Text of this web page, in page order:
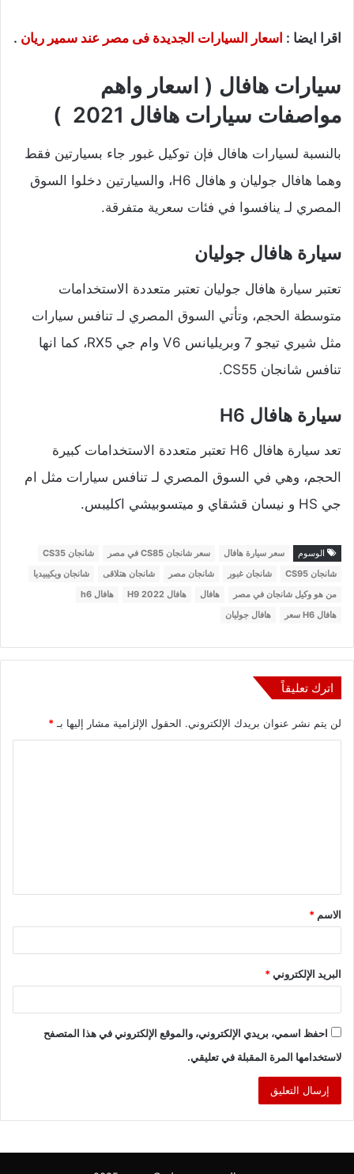
اقرا ايضا : اسعار السيارات الجديدة فى مصر عند سمير ريان .
سيارات هافال ( اسعار واهم
مواصفات سيارات هافال 2021 )
بالنسبة لسيارات هافال فإن توكيل غبور جاء بسيارتين فقط
وهما هافال جوليان و هافال H6، والسيارتين دخلوا السوق
المصري لـ ينافسوا في فئات سعرية متفرقة.
سيارة هافال جوليان
تعتبر سيارة هافال جوليان تعتبر متعددة الاستخدامات
متوسطة الحجم، وتأتي السوق المصري لـ تنافس سيارات
مثل شيري تيجو 7 وبريليانس V6 وام جي RX5، كما انها
تنافس شانجان CS55.
سيارة هافال H6
تعد سيارة هافال H6 تعتبر متعددة الاستخدامات كبيرة
الحجم، وهي في السوق المصري لـ تنافس سيارات مثل ام
جي HS و نيسان قشقاي و ميتسوبيشي اكليبس.
الوسوم سعر سيارة هافال سعر شانجان CS85 في مصر
شانجان CS35
شانجان CS95
شانجان غبور شانجان مصر شانجان هتلاقى
شانجان ويكيبيديا
من هو وكيل شانجان في مصر
هافال هافال 2022 H9
هافال h6
هافال H6 سعر
هافال جوليان
اترك تعليقاً
لن يتم نشر عنوان بريدك الإلكتروني. الحقول الإلزامية مشار إليها بـ*
ق
*
الاسم *
البريد الإلكتروني*
احفظ اسمي، بريدي الإلكتروني، والموقع الإلكتروني في هذا المتصفح
لاستخدامها المرة المقبلة في تعليقي.